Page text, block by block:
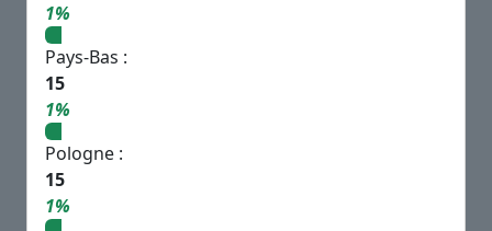
1%
Pays-Bas :
15
1%
Pologne :
15
1%